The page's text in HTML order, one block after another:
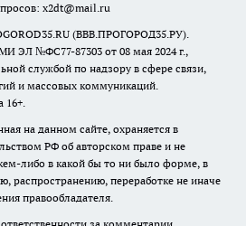
x2dt@mail.ru
(ВВВ.ПРОГОРОД35.РУ).
ЭЛ №ФС77-87303 от 08 мая 2024 г.,
службой по надзору в сфере связи,
и массовых коммуникаций.
16+.
на данном сайте, охраняется в
РФ об авторском праве и не
либо в какой бы то ни было форме, в
распространению, переработке не иначе
правообладателя.